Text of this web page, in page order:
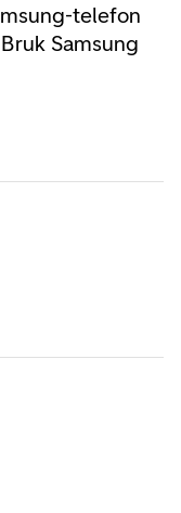
telefon
Samsung